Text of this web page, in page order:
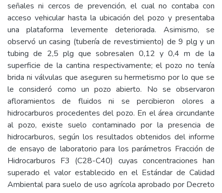
señales ni cercos de prevención, el cual no contaba con
acceso vehicular hasta la ubicación del pozo y presentaba
una plataforma levemente deteriorada. Asimismo, se
observó un casing (tubería de revestimiento) de 9 plg y un
tubing de 2,5 plg que sobresalen 0,12 y 0,4 m de la
superficie de la cantina respectivamente; el pozo no tenía
brida ni válvulas que aseguren su hermetismo por lo que se
le consideró como un pozo abierto. No se observaron
afloramientos de fluidos ni se percibieron olores a
hidrocarburos procedentes del pozo. En el área circundante
al pozo, existe suelo contaminado por la presencia de
hidrocarburos, según los resultados obtenidos del informe
de ensayo de laboratorio para los parámetros Fracción de
Hidrocarburos F3 (C28-C40) cuyas concentraciones han
superado el valor establecido en el Estándar de Calidad
Ambiental para suelo de uso agrícola aprobado por Decreto